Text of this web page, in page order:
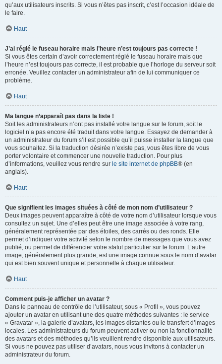
qu’aux utilisateurs inscrits. Si vous n’êtes pas inscrit, c’est l’occasion idéale de
le faire.
Haut
J’ai réglé le fuseau horaire mais l’heure n’est toujours pas correcte !
Si vous êtes certain d’avoir correctement réglé le fuseau horaire mais que
l’heure n’est toujours pas correcte, il est probable que l’horloge du serveur soit
erronée. Veuillez contacter un administrateur afin de lui communiquer ce
problème.
Haut
Ma langue n’apparaît pas dans la liste !
Soit les administrateurs n’ont pas installé votre langue sur le forum, soit le
logiciel n’a pas encore été traduit dans votre langue. Essayez de demander à
un administrateur du forum s’il est possible qu’il puisse installer la langue que
vous souhaitez. Si la traduction désirée n’existe pas, vous êtes libre de vous
porter volontaire et commencer une nouvelle traduction. Pour plus
d’informations, veuillez vous rendre sur le site internet de phpBB® (en
anglais).
Haut
Que signifient les images situées à côté de mon nom d’utilisateur ?
Deux images peuvent apparaître à côté de votre nom d’utilisateur lorsque vous
consultez un sujet. Une d’elles peut être une image associée à votre rang,
généralement représentée par des étoiles, des carrés ou des ronds. Elle
permet d’indiquer votre activité selon le nombre de messages que vous avez
publié, ou permet de différencier votre statut particulier sur le forum. L’autre
image, généralement plus grande, est une image connue sous le nom d’avatar
qui est bien souvent unique et personnelle à chaque utilisateur.
Haut
Comment puis-je afficher un avatar ?
Dans le panneau de contrôle de l’utilisateur, sous « Profil », vous pouvez
ajouter un avatar en utilisant une des quatre méthodes suivantes : le service
« Gravatar », la galerie d’avatars, les images distantes ou le transfert d’images
locales. Les administrateurs du forum peuvent activer ou non la fonctionnalité
des avatars et des méthodes qu’ils veuillent rendre disponible aux utilisateurs.
Si vous ne pouvez pas utiliser d’avatars, nous vous invitons à contacter un
administrateur du forum.